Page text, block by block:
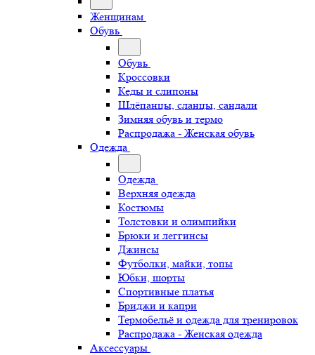
Женщинам
Обувь
Обувь
Кроссовки
Кеды и слипоны
Шлёпанцы, сланцы, сандали
Зимняя обувь и термо
Распродажа - Женская обувь
Одежда
Одежда
Верхняя одежда
Костюмы
Толстовки и олимпийки
Брюки и леггинсы
Джинсы
Футболки, майки, топы
Юбки, шорты
Спортивные платья
Бриджи и капри
Термобельё и одежда для тренировок
Распродажа - Женская одежда
Аксессуары